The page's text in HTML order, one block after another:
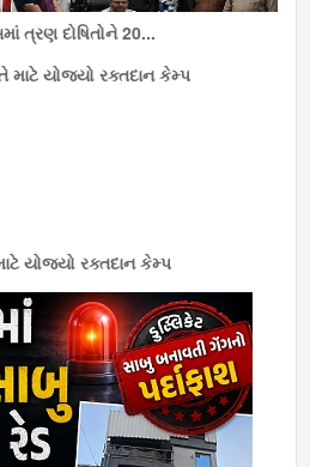
ત્રણ દોષિતોને 20...
યોજયો રક્તદાન કેમ્પ